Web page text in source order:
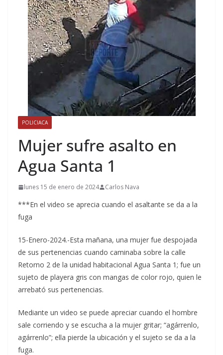
POLICIACA
Mujer sufre asalto en
Agua Santa 1
lunes 15 de enero de 2024 Carlos Nava
***En el video se aprecia cuando el asaltante se da a la
fuga
15-Enero-2024.-Esta mañana, una mujer fue despojada
de sus pertenencias cuando caminaba sobre la calle
Retorno 2 de la unidad habitacional Agua Santa 1; fue un
sujeto de playera gris con mangas de color rojo, quien le
arrebató sus pertenencias.
Mediante un video se puede apreciar cuando el hombre
sale corriendo y se escucha a la mujer gritar; “agárrenlo,
agárrenlo”; ella pierde la ubicación y el sujeto se da a la
fuga.